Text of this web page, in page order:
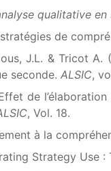
qualitative
de
J.L. & Tricot
seconde. ALSIC,
de
, Vol. 18.
à la
Strategy Use